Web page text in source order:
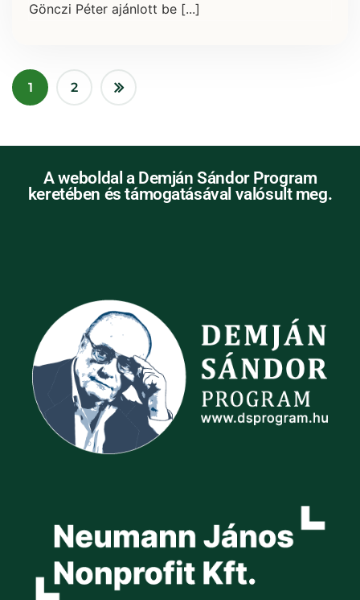
Gönczi Péter ajánlott be [...]
1 2
A weboldal a Demján Sándor Program
keretében és támogatásával valósult meg.